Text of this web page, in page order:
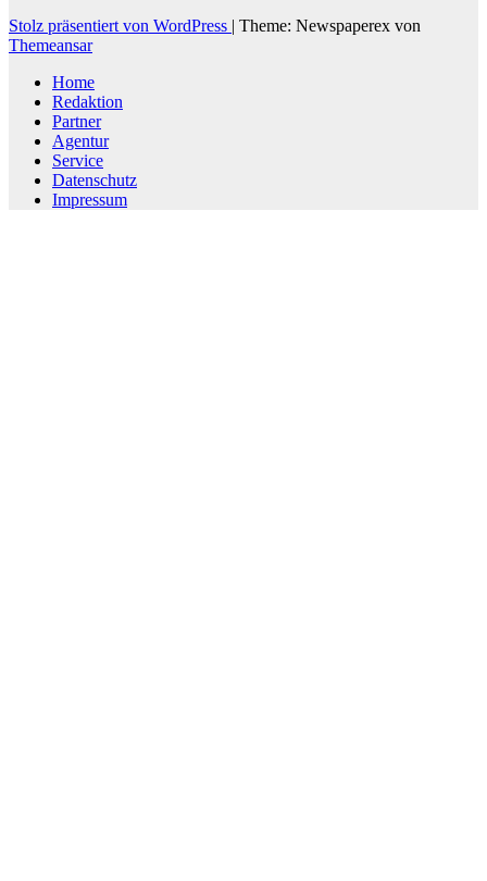
Stolz präsentiert von WordPress | Theme: Newspaperex von
Themeansar
Home
Redaktion
Partner
Agentur
Service
Datenschutz
Impressum